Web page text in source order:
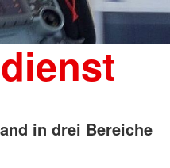
in drei Bereiche